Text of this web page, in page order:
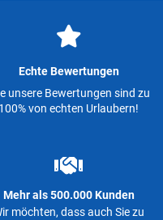
Echte Bewertungen
unsere Bewertungen sind zu
100% von echten Urlaubern!
Mehr als 500.000 Kunden
möchten, dass auch Sie zu